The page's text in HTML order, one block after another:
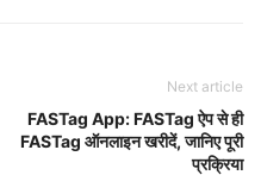
Next article
FASTag App: FASTag ऐप से ही
FASTag ऑनलाइन खरीदें, जानिए पूरी
प्रक्रिया